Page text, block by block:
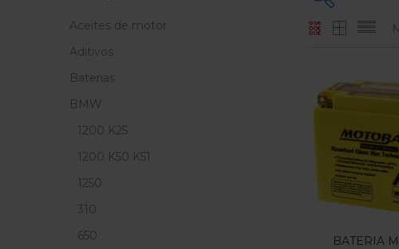
FILTRO
En oferta
BATERIA
Aceites de motor
Aditivos
Baterias
BMW
1200 K25
1200 K50 K51
1250
310
650